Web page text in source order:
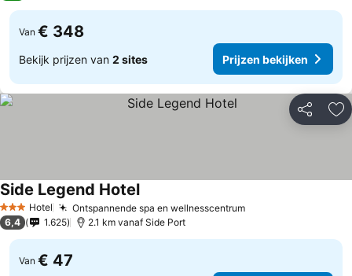
Van € 348
Bekijk prijzen van 2 sites Prijzen bekijken
Delen
3 SterrenHotel Ontspannende spa en wellnesscentrum
Side Legend Hotel
6,4 1.625 2.1 km vanaf Side Port
Van € 47